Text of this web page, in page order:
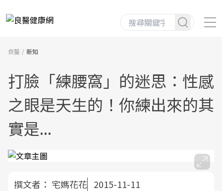
良醫 新知
打臉「練腰窩」的迷思：性感
之眼是天生的！你練出來的其
實是...
撰文者： 宅媽花花 2015-11-11